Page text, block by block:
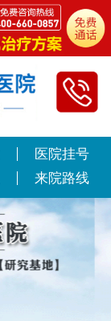
医院挂号
来院路线